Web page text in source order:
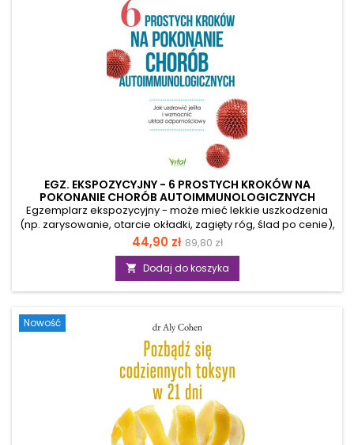
EGZ. EKSPOZYCYJNY - 6 PROSTYCH KROKÓW NA
POKONANIE CHORÓB AUTOIMMUNOLOGICZNYCH
Egzemplarz ekspozycyjny - może mieć lekkie uszkodzenia
(np. zarysowanie, otarcie okładki, zagięty róg, ślad po cenie),
ale merytorycznie jest pełnowartościowy. Autorka prezentuje
skuteczne techniki, dzięki którym odwróciła skutki swojej
trwającej 26 lat walki ze stwardnieniem rozsianym – choroby
powszechnie uważanej przez tradycyjną medycynę za
nieuleczalną. Zastosowane przez nią metody, oparte na
wyleczenie. W oparciu o...
Cena
44,90 zł Cena
podstawowa
89,80 zł
 Dodaj do koszyka
Nowość